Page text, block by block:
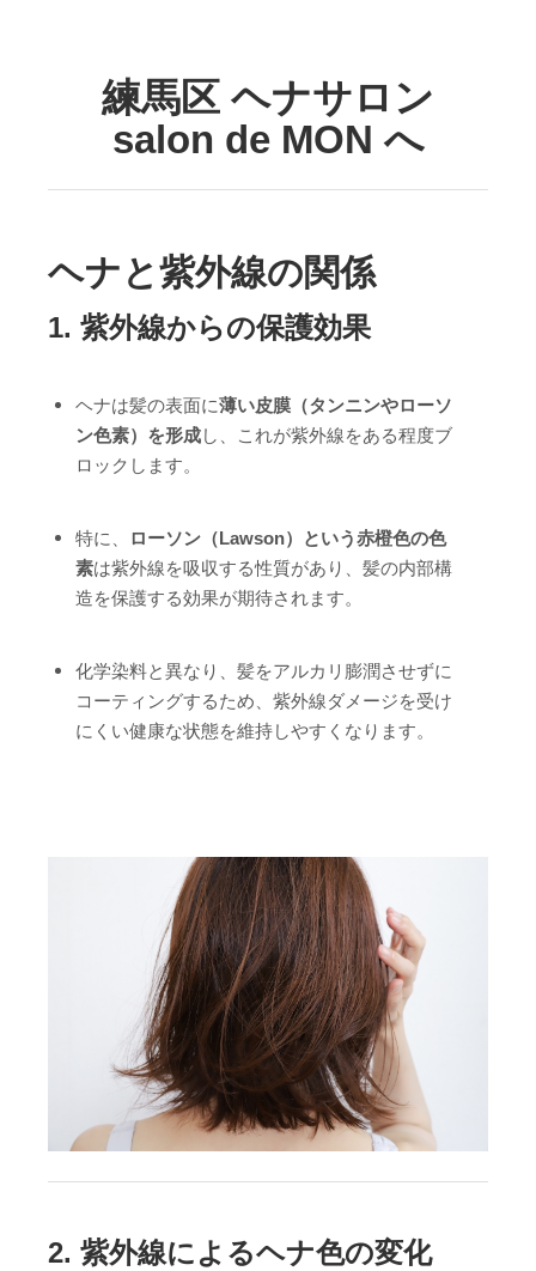
練馬区 ヘナサロン
salon de MON へ
ヘナと紫外線の関係
1. 紫外線からの保護効果
ヘナは髪の表面に薄い皮膜（タンニンやローソ
ン色素）を形成し、これが紫外線をある程度ブ
ロックします。
特に、
ローソン（Lawson）という赤橙色の色
素は紫外線を吸収する性質があり、髪の内部構
造を保護する効果が期待されます。
化学染料と異なり、髪をアルカリ膨潤させずに
コーティングするため、紫外線ダメージを受け
にくい健康な状態を維持しやすくなります。
2. 紫外線によるヘナ色の変化